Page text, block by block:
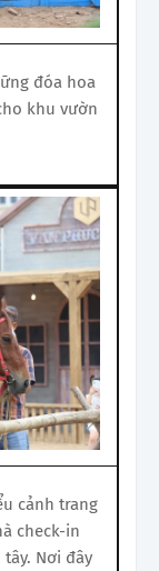
đóa hoa
khu vườn
cảnh trang
check-in
Nơi đây